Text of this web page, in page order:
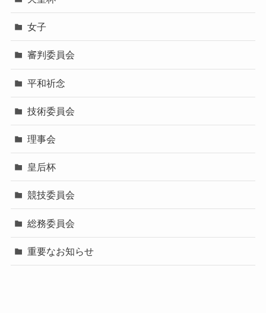
女子
審判委員会
平和祈念
技術委員会
理事会
皇后杯
競技委員会
総務委員会
重要なお知らせ